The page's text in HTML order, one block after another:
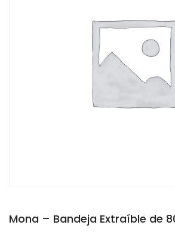
Mona – Bandeja Extraíble de